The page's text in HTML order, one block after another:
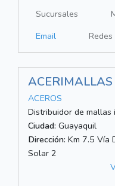
Sucursales
Email
ACERIMALLAS
ACEROS
Distribuidor de mallas
Ciudad: Guayaquil
Dirección: Km 7.5 Vía
Solar 2